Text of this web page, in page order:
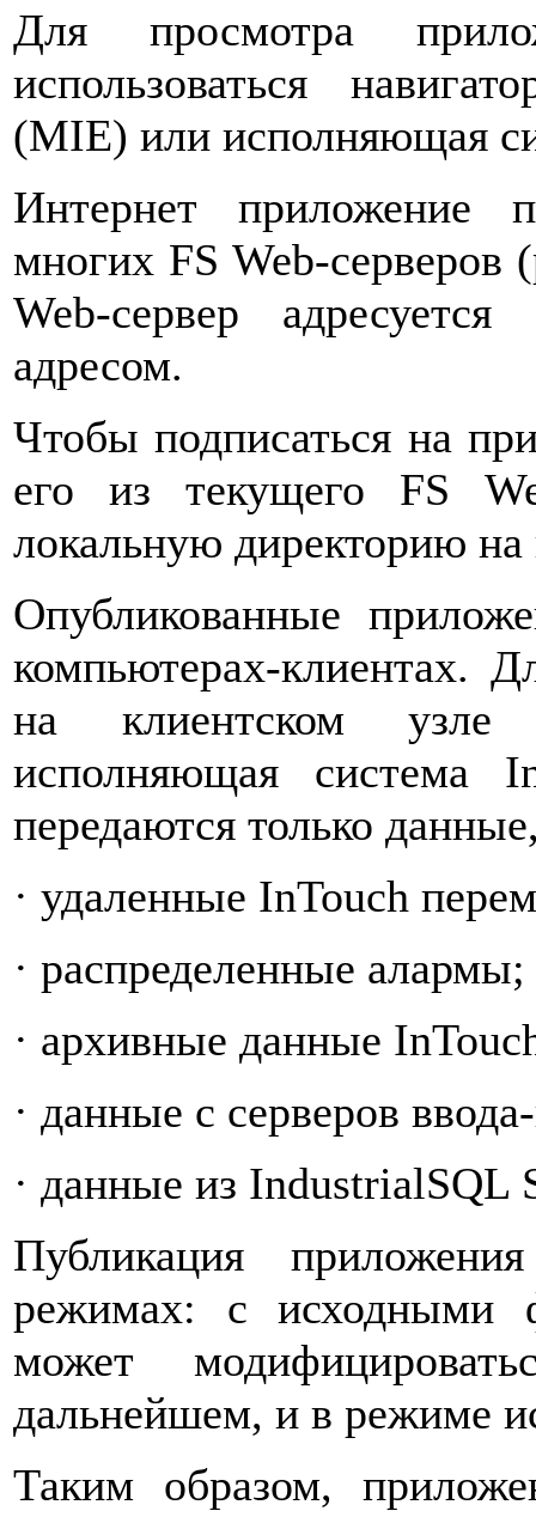
Для просмотра
использоваться
(MIE) или исполняющая
Интернет приложение
многих FS Web-
Web-сервер
адресом.
Чтобы подписаться на
его из текущего FS
локальную директорию
Опубликованные
компьютерах-клиентах.
на клиентском узле
исполняющая система
передаются только
· удаленные InTouch
· распределенные алармы;
· архивные данные
· данные с серверов
· данные из IndustrialSQL
Публикация
режимах: с исходными
может
дальнейшем, и в режиме
Таким образом,